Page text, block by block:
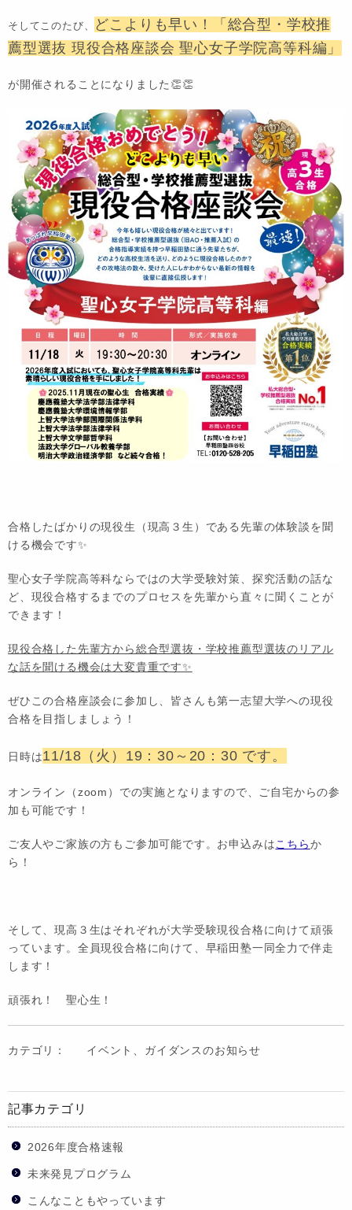
そしてこのたび、
どこよりも早い！「総合型・学校推
薦型選抜 現役合格座談会 聖心女子学院高等科編」
が開催されることになりました👏👏
合格したばかりの現役生（現高３生）である先輩の体験談を聞
ける機会です✨
聖心女子学院高等科ならではの大学受験対策、探究活動の話な
ど、現役合格するまでのプロセスを先輩から直々に聞くことが
できます！
現役合格した先輩方から総合型選抜・学校推薦型選抜のリアル
な話を聞ける機会は大変貴重です✨
ぜひこの合格座談会に参加し、皆さんも第一志望大学への現役
合格を目指しましょう！
日時は11/18（火）19：30～20：30 です。
オンライン（zoom）での実施となりますので、ご自宅からの参
加も可能です！
ご友人やご家族の方もご参加可能です。お申込みはこちらか
ら！
そして、現高３生はそれぞれが大学受験現役合格に向けて頑張
っています。全員現役合格に向けて、早稲田塾一同全力で伴走
します！
頑張れ！ 聖心生！
カテゴリ： イベント、ガイダンスのお知らせ
記事カテゴリ
2026年度合格速報
未来発見プログラム
こんなこともやっています